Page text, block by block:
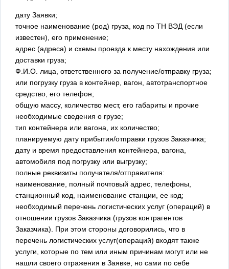
дату Заявки;
точное наименование (род) груза, код по ТН ВЭД (если
известен), его применение;
адрес (адреса) и схемы проезда к месту нахождения или
доставки груза;
Ф.И.О. лица, ответственного за получение/отправку груза;
или погрузку груза в контейнер, вагон, автотранспортное
средство, его телефон;
общую массу, количество мест, его габариты и прочие
необходимые сведения о грузе;
тип контейнера или вагона, их количество;
планируемую дату прибытия/отправки грузов Заказчика;
дату и время предоставления контейнера, вагона,
автомобиля под погрузку или выгрузку;
полные реквизиты получателя/отправителя:
наименование, полный почтовый адрес, телефоны,
станционный код, наименование станции, ее код;
необходимый перечень логистических услуг (операций) в
отношении грузов Заказчика (грузов контрагентов
Заказчика). При этом стороны договорились, что в
перечень логистических услуг(операций) входят также
услуги, которые по тем или иным причинам могут или не
нашли своего отражения в Заявке, но сами по себе